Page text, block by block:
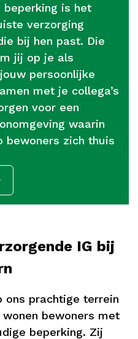
beperking is het
verzorging
bij hen past. Die
jij op je als
persoonlijke
met je collega’s
voor een
waarin
bewoners zich thuis
IG bij
ons prachtige terrein
bewoners met
beperking. Zij